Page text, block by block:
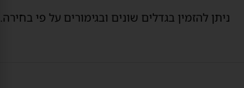
ניתן להזמין בגדלים שונים ובגימורים על פי בחירה.